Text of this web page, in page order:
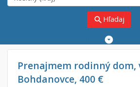
search Hľadaj
Predaj
Prenájom
Od:
Prenajmem rodinný dom,
Bohdanovce, 400 €